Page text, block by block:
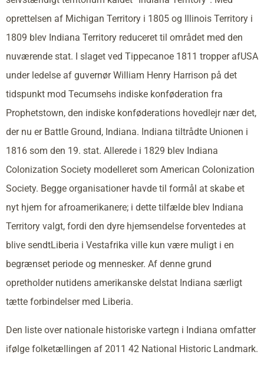
oprettelsen af Michigan Territory i 1805 og Illinois Territory i
1809 blev Indiana Territory reduceret til området med den
nuværende stat. I slaget ved Tippecanoe 1811 tropper afUSA
under ledelse af guvernør William Henry Harrison på det
tidspunkt mod Tecumsehs indiske konføderation fra
Prophetstown, den indiske konføderations hovedlejr nær det,
der nu er Battle Ground, Indiana. Indiana tiltrådte Unionen i
1816 som den 19. stat. Allerede i 1829 blev Indiana
Colonization Society modelleret som American Colonization
Society. Begge organisationer havde til formål at skabe et
nyt hjem for afroamerikanere; i dette tilfælde blev Indiana
Territory valgt, fordi den dyre hjemsendelse forventedes at
blive sendtLiberia i Vestafrika ville kun være muligt i en
begrænset periode og mennesker. Af denne grund
opretholder nutidens amerikanske delstat Indiana særligt
tætte forbindelser med Liberia.
Den liste over nationale historiske vartegn i Indiana omfatter
ifølge folketællingen af 2011 42 National Historic Landmark.